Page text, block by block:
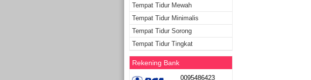
Tempat Tidur Mewah
Tempat Tidur Minimalis
Tempat Tidur Sorong
Tempat Tidur Tingkat
Rekening Bank
0095486423